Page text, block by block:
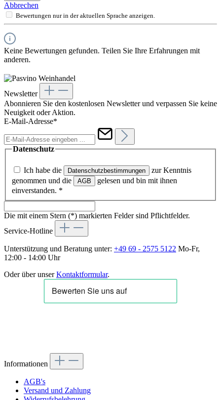
Abbrechen
Bewertungen nur in der aktuellen Sprache anzeigen.
Keine Bewertungen gefunden. Teilen Sie Ihre Erfahrungen mit
anderen.
Newsletter
Abonnieren Sie den kostenlosen Newsletter und verpassen Sie keine
Neuigkeit oder Aktion.
E-Mail-Adresse*
Datenschutz
Ich habe die Datenschutzbestimmungen
zur Kenntnis
genommen und die
AGB
gelesen und bin mit ihnen
einverstanden. *
Die mit einem Stern (*) markierten Felder sind Pflichtfelder.
Service-Hotline
Unterstützung und Beratung unter: +49 69 - 2575 5122 Mo-Fr,
12:00 - 14:00 Uhr
Oder über unserKontaktformular.
Informationen
AGB's
Versand und Zahlung